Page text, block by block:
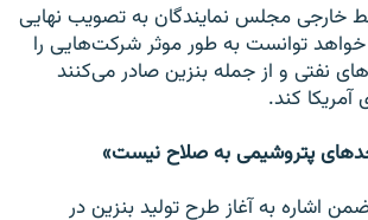
خارجی مجلس نمایندگان به تصویب نهایی
خواهد توانست به طور موثر شرکت‌هایی را
نفتی و از جمله بنزین صادر می‌کنند
کند.
پتروشیمی به صلاح نیست»
اشاره به آغاز طرح تولید بنزین در